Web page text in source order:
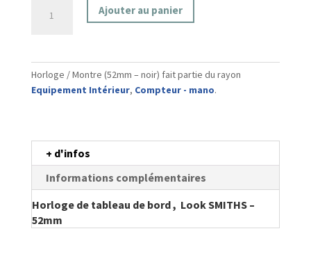
Montre
(52mm
-
Ajouter au panier
Horloge / Montre (52mm – noir) fait partie du rayon
Equipement Intérieur, Compteur - mano.
+ d'infos
Informations complémentaires
Horloge de tableau de bord , Look SMITHS –
52mm